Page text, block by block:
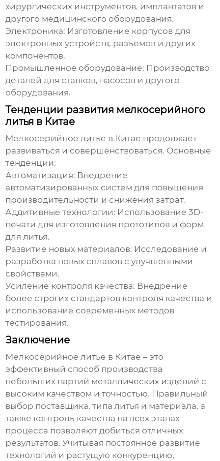
хирургических инструментов, имплантатов и
другого медицинского оборудования.
Электроника: Изготовление корпусов для
электронных устройств, разъемов и других
компонентов.
Промышленное оборудование: Производство
деталей для станков, насосов и другого
оборудования.
Тенденции развития мелкосерийного
литья в Китае
Мелкосерийное литье в Китае продолжает
развиваться и совершенствоваться. Основные
тенденции:
Автоматизация: Внедрение
автоматизированных систем для повышения
производительности и снижения затрат.
Аддитивные технологии: Использование 3D-
печати для изготовления прототипов и форм
для литья.
Развитие новых материалов: Исследование и
разработка новых сплавов с улучшенными
свойствами.
Усиление контроля качества: Внедрение
более строгих стандартов контроля качества и
использование современных методов
тестирования.
Заключение
Мелкосерийное литье в Китае – это
эффективный способ производства
небольших партий металлических изделий с
высоким качеством и точностью. Правильный
выбор поставщика, типа литья и материала, а
также контроль качества на всех этапах
процесса позволяют добиться отличных
результатов. Учитывая постоянное развитие
технологий и растущую конкуренцию,